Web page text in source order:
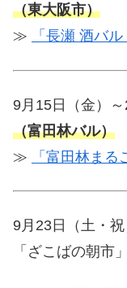
（東大阪市）
≫
「長瀬 酒バ
9月15日（金）～
（富田林バル）
≫
「富田林ま
9月23日（土・祝
「ざこばの朝市